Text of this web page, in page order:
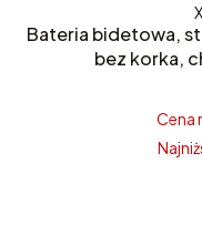
Bateria bidetowa,
bez korka,
Cena